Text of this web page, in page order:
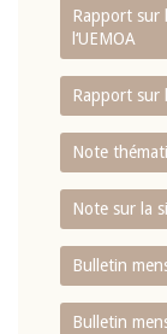
Rapport sur
l‘UEMOA
Rapport sur
Note
Note sur la
Bulletin
Bulletin